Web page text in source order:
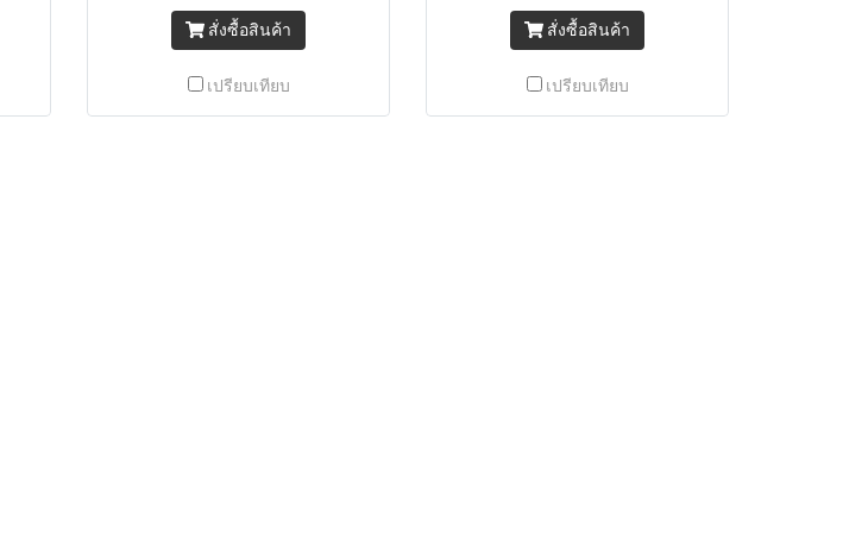
สั่งซื้อสินค้า
เปรียบเทียบ
สั่งซื้อสินค้า
เปรียบเทียบ